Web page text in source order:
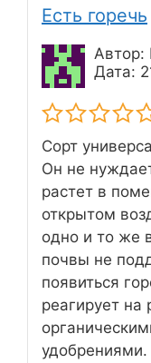
Есть горечь
Автор:
Дата:
Сорт
Он не
растет в
открытом
одно и то же
почвы не
появиться
реагирует на